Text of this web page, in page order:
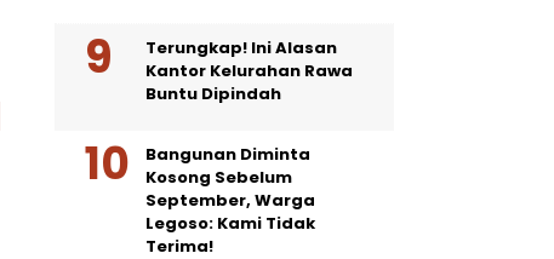
Terungkap! Ini Alasan
Kantor Kelurahan Rawa
Buntu Dipindah
Bangunan Diminta
Kosong Sebelum
September, Warga
Legoso: Kami Tidak
Terima!